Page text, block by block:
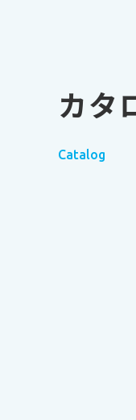
カタ
Catalog